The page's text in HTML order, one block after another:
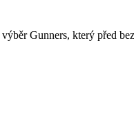
Gunners, který před